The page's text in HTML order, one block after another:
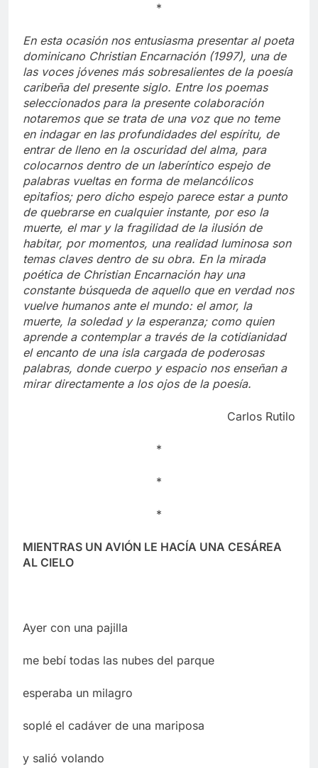
*
En esta ocasión nos entusiasma presentar al poeta
dominicano Christian Encarnación (1997), una de
las voces jóvenes más sobresalientes de la poesía
caribeña del presente siglo. Entre los poemas
seleccionados para la presente colaboración
notaremos que se trata de una voz que no teme
en indagar en las profundidades del espíritu, de
entrar de lleno en la oscuridad del alma, para
colocarnos dentro de un laberíntico espejo de
palabras vueltas en forma de melancólicos
epitafios; pero dicho espejo parece estar a punto
de quebrarse en cualquier instante, por eso la
muerte, el mar y la fragilidad de la ilusión de
habitar, por momentos, una realidad luminosa son
temas claves dentro de su obra. En la mirada
poética de Christian Encarnación hay una
constante búsqueda de aquello que en verdad nos
vuelve humanos ante el mundo: el amor, la
muerte, la soledad y la esperanza; como quien
aprende a contemplar a través de la cotidianidad
el encanto de una isla cargada de poderosas
palabras, donde cuerpo y espacio nos enseñan a
mirar directamente a los ojos de la poesía.
Carlos Rutilo
*
*
*
MIENTRAS UN AVIÓN LE HACÍA UNA CESÁREA
AL CIELO
Ayer con una pajilla
me bebí todas las nubes del parque
esperaba un milagro
soplé el cadáver de una mariposa
y salió volando